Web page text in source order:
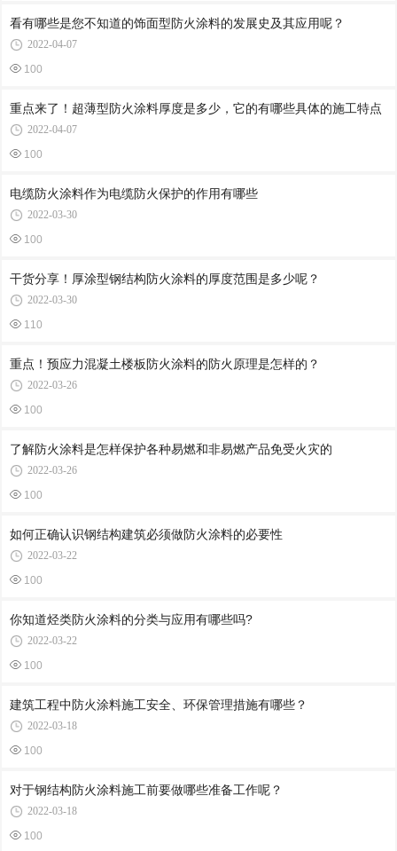
看有哪些是您不知道的饰面型防火涂料的发展史及其应用呢？
2022-04-07
100
重点来了！超薄型防火涂料厚度是多少，它的有哪些具体的施工特点
2022-04-07
100
电缆防火涂料作为电缆防火保护的作用有哪些
2022-03-30
100
干货分享！厚涂型钢结构防火涂料的厚度范围是多少呢？
2022-03-30
110
重点！预应力混凝土楼板防火涂料的防火原理是怎样的？
2022-03-26
100
了解防火涂料是怎样保护各种易燃和非易燃产品免受火灾的
2022-03-26
100
如何正确认识钢结构建筑必须做防火涂料的必要性
2022-03-22
100
你知道烃类防火涂料的分类与应用有哪些吗?
2022-03-22
100
建筑工程中防火涂料施工安全、环保管理措施有哪些？
2022-03-18
100
对于钢结构防火涂料施工前要做哪些准备工作呢？
2022-03-18
100